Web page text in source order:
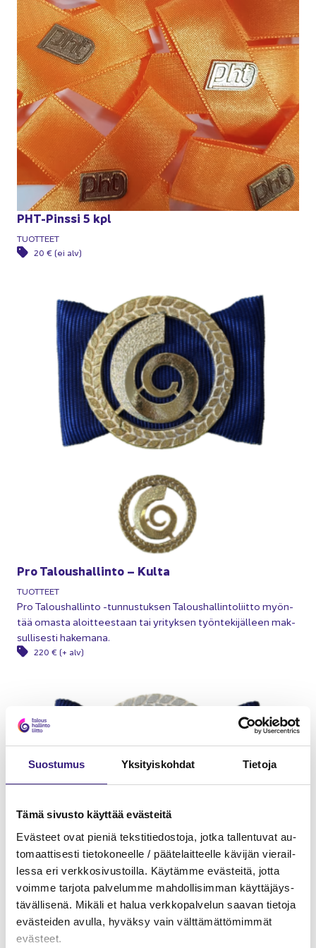
Suos­tu­mus Yk­si­tyis­koh­dat Tie­to­ja
Tämä si­vus­to käyt­tää eväs­tei­tä
Eväs­teet ovat pie­niä teks­ti­tie­dos­to­ja, jotka tal­len­tu­vat au­
to­maat­ti­ses­ti tie­to­ko­neel­le / pää­te­lait­teel­le kä­vi­jän vie­rail­
les­sa eri verk­ko­si­vus­toil­la. Käy­täm­me eväs­tei­tä, jotta
voim­me tar­jo­ta pal­ve­lum­me mah­dol­li­sim­man käyt­tä­jäys­
tä­väl­li­se­nä. Mi­kä­li et halua verk­ko­pal­ve­lun saa­van tie­to­ja
eväs­tei­den avul­la, hy­väk­sy vain vält­tä­mät­tö­mim­mät
eväs­teet.
PHT-​Pinssi 5 kpl
TUOT­TEET
20 € (ei alv)
Pro Ta­lous­hal­lin­to – Kulta
TUOT­TEET
Pro Ta­lous­hal­lin­to -​tunnustuksen Ta­lous­hal­lin­to­liit­to myön­
tää omas­ta aloit­tees­taan tai yri­tyk­sen työn­te­ki­jäl­leen mak­
sul­li­ses­ti ha­ke­ma­na.
220 € (+ alv)